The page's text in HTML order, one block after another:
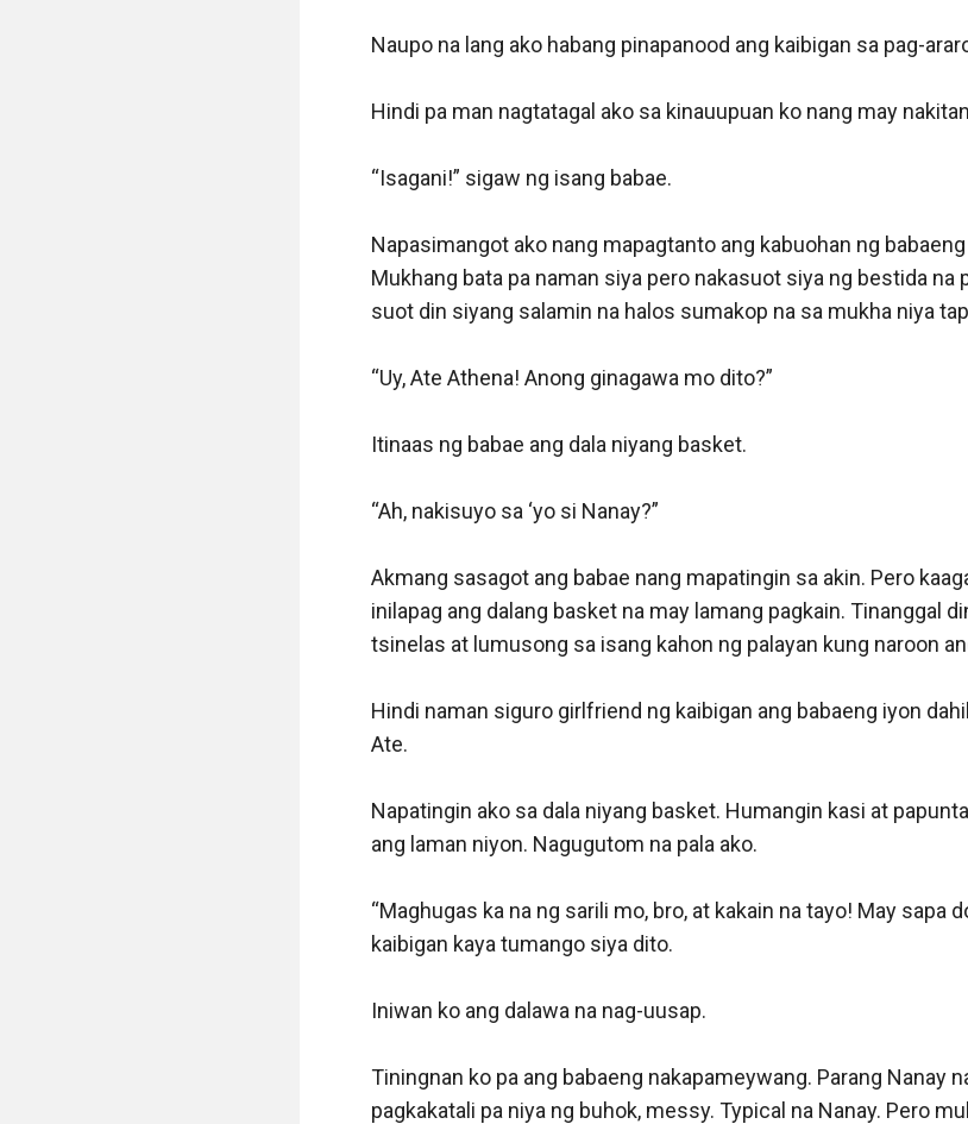
Naupo na lang ako habang pinapanood ang kaibigan sa pag-
Hindi pa man nagtatagal ako sa kinauupuan ko nang may
“Isagani!” sigaw ng isang babae.
Napasimangot ako nang mapagtanto ang kabuohan ng
Mukhang bata pa naman siya pero nakasuot siya ng bestida na
suot din siyang salamin na halos sumakop na sa mukha niya
“Uy, Ate Athena! Anong ginagawa mo dito?”
Itinaas ng babae ang dala niyang basket.
“Ah, nakisuyo sa ‘yo si Nanay?”
Akmang sasagot ang babae nang mapatingin sa akin. Pero
inilapag ang dalang basket na may lamang pagkain. Tinanggal
tsinelas at lumusong sa isang kahon ng palayan kung naroon
Hindi naman siguro girlfriend ng kaibigan ang babaeng iyon
Ate.
Napatingin ako sa dala niyang basket. Humangin kasi at
ang laman niyon. Nagugutom na pala ako.
“Maghugas ka na ng sarili mo, bro, at kakain na tayo! May sapa
kaibigan kaya tumango siya dito.
Iniwan ko ang dalawa na nag-uusap.
Tiningnan ko pa ang babaeng nakapameywang. Parang Nanay
pagkakatali pa niya ng buhok, messy. Typical na Nanay. Pero